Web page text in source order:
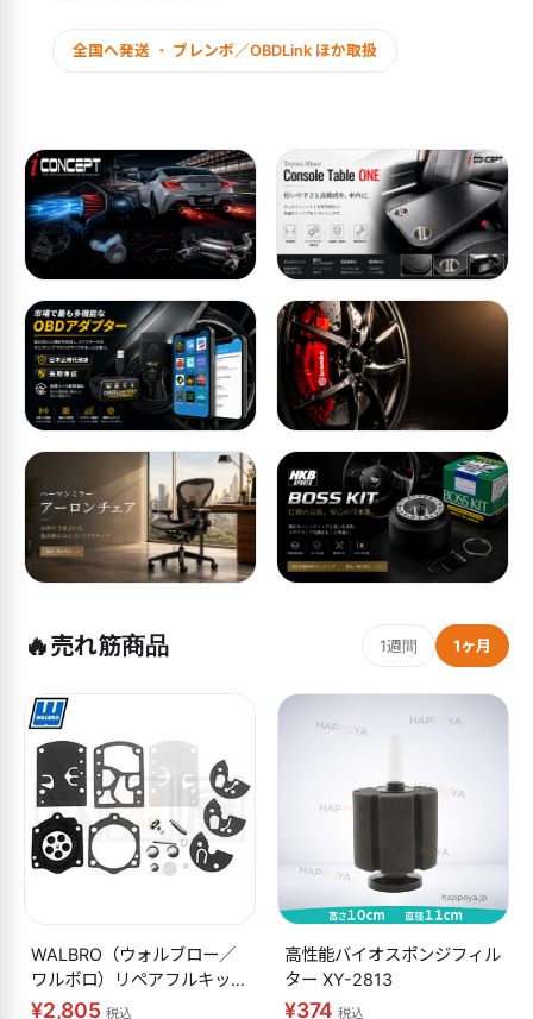
全国へ発送 ・ ブレンボ／OBDLink ほか取扱
🔥売れ筋商品 1週間 1ヶ月
WALBRO（ウォルブロー／
ワルボロ）リペアフルキット
K10-WB
¥2,805 税込
高性能バイオスポンジフィル
ター XY-2813
¥374税込